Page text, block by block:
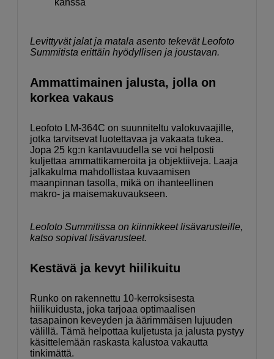
kanssa
Levittyvät jalat ja matala asento tekevät Leofoto
Summitista erittäin hyödyllisen ja joustavan.
Ammattimainen jalusta, jolla on
korkea vakaus
Leofoto LM-364C on suunniteltu valokuvaajille,
jotka tarvitsevat luotettavaa ja vakaata tukea.
Jopa 25 kg:n kantavuudella se voi helposti
kuljettaa ammattikameroita ja objektiiveja. Laaja
jalkakulma mahdollistaa kuvaamisen
maanpinnan tasolla, mikä on ihanteellinen
makro- ja maisemakuvaukseen.
Leofoto Summitissa on kiinnikkeet lisävarusteille,
katso sopivat lisävarusteet.
Kestävä ja kevyt hiilikuitu
Runko on rakennettu 10-kerroksisesta
hiilikuidusta, joka tarjoaa optimaalisen
tasapainon keveyden ja äärimmäisen lujuuden
välillä. Tämä helpottaa kuljetusta ja jalusta pystyy
käsittelemään raskasta kalustoa vakautta
tinkimättä.